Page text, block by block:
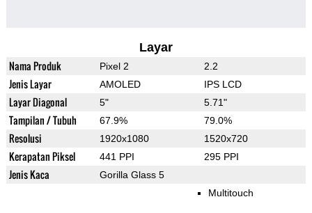
Layar
Nama Produk Pixel 2 2.2
Jenis Layar AMOLED IPS LCD
Layar Diagonal 5" 5.71"
Tampilan / Tubuh 67.9% 79.0%
Resolusi 1920x1080 1520x720
Kerapatan Piksel 441 PPI 295 PPI
Jenis Kaca Gorilla Glass 5
Multitouch